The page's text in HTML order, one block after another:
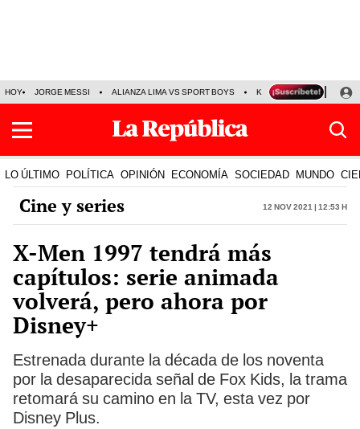
HOY JORGE MESSI ALIANZA LIMA VS SPORT BOYS KENJI FUJIMORI
LO ÚLTIMO POLÍTICA OPINIÓN ECONOMÍA SOCIEDAD MUNDO
Cine y series 12 Nov 2021 | 12:53 h
X-Men 1997 tendrá más
capítulos: serie animada
volverá, pero ahora por
Disney+
Estrenada durante la década de los noventa
por la desaparecida señal de Fox Kids, la trama
retomará su camino en la TV, esta vez por
Disney Plus.